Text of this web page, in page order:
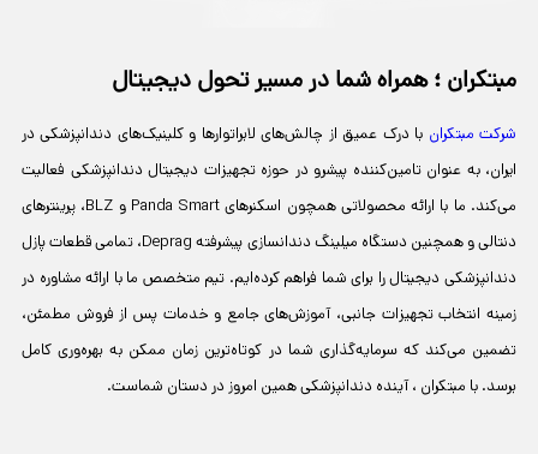
مبتکران ؛ همراه شما در مسیر تحول دیجیتال
شرکت مبتکران با درک عمیق از چالش‌های لابراتوارها و کلینیک‌های دندانپزشکی در
ایران، به عنوان تامین‌کننده پیشرو در حوزه تجهیزات دیجیتال دندانپزشکی فعالیت
می‌کند. ما با ارائه محصولاتی همچون اسکنرهای Panda Smart و BLZ، پرینترهای
دنتالی و همچنین دستگاه‌ میلینگ دندانسازی پیشرفته Deprag، تمامی قطعات پازل
دندانپزشکی دیجیتال را برای شما فراهم کرده‌ایم. تیم متخصص ما با ارائه مشاوره در
زمینه انتخاب تجهیزات جانبی، آموزش‌های جامع و خدمات پس از فروش مطمئن،
تضمین می‌کند که سرمایه‌گذاری شما در کوتاه‌ترین زمان ممکن به بهره‌وری کامل
برسد. با مبتکران ، آینده دندانپزشکی همین امروز در دستان شماست.